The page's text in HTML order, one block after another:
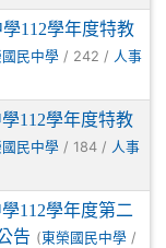
112學年度特教
民中學 / 242 / 人事
112學年度特教
民中學 / 184 / 人事
112學年度第二
告 (東榮國民中學 /